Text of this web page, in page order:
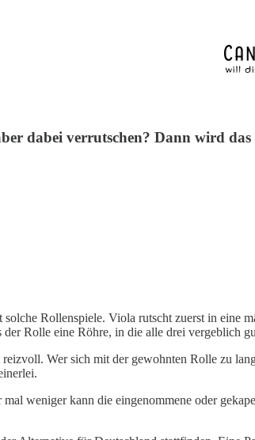
dabei verrutschen? Dann wird
Rollenspiele. Viola rutscht zuerst in eine
Rolle eine Röhre, in die alle drei vergeblich
Wer sich mit der gewohnten Rolle zu
weniger kann die eingenommene oder